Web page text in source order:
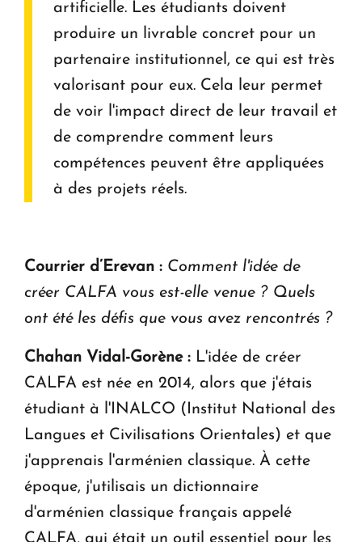
artificielle. Les étudiants doivent
produire un livrable concret pour un
partenaire institutionnel, ce qui est très
valorisant pour eux. Cela leur permet
de voir l'impact direct de leur travail et
de comprendre comment leurs
compétences peuvent être appliquées
à des projets réels.
Courrier d’Erevan : Comment l'idée de
créer CALFA vous est-elle venue ? Quels
ont été les défis que vous avez rencontrés ?
Chahan Vidal-Gorène : L'idée de créer
CALFA est née en 2014, alors que j'étais
étudiant à l'INALCO (Institut National des
Langues et Civilisations Orientales) et que
j'apprenais l'arménien classique. À cette
époque, j'utilisais un dictionnaire
d'arménien classique français appelé